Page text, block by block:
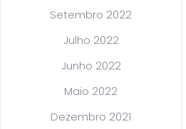
Setembro 2022
Julho 2022
Junho 2022
Maio 2022
Dezembro 2021